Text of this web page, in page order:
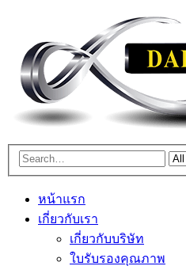
หน้าแรก
เกี่ยวกับเรา
เกี่ยวกับบริษัท
ใบรับรองคุณภาพ